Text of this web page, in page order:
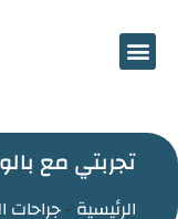
تجربتي مع
الرئيسية -جراحات